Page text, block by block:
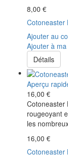
8,00 €
Cotoneaster
Ajouter au
Ajouter à
Détails
Aperçu
16,00 €
Cotoneaster
rougeoyant
les
16,00 €
Cotoneaster